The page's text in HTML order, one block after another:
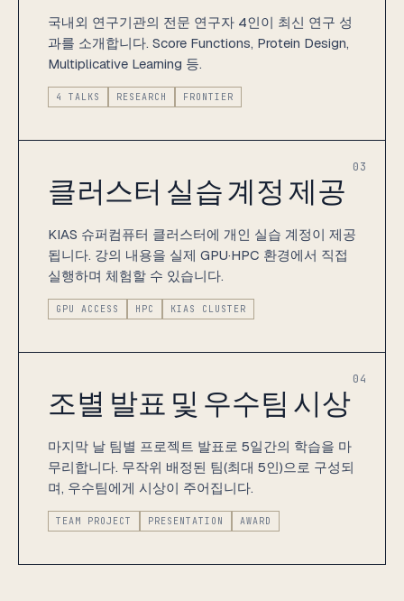
국내외 연구기관의 전문 연구자 4인이 최신 연구 성
과를 소개합니다. Score Functions, Protein Design,
Multiplicative Learning 등.
4 TALKS RESEARCH FRONTIER
03
클러스터 실습 계정 제공
KIAS 슈퍼컴퓨터 클러스터에 개인 실습 계정이 제공
됩니다. 강의 내용을 실제 GPU·HPC 환경에서 직접
실행하며 체험할 수 있습니다.
GPU ACCESS HPC KIAS CLUSTER
04
조별 발표 및 우수팀 시상
마지막 날 팀별 프로젝트 발표로 5일간의 학습을 마
무리합니다. 무작위 배정된 팀(최대 5인)으로 구성되
며, 우수팀에게 시상이 주어집니다.
TEAM PROJECT PRESENTATION AWARD